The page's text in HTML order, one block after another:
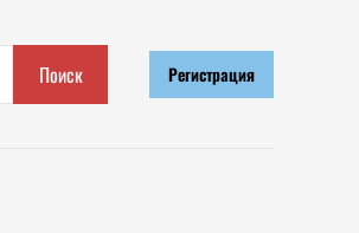
Поиск Регистрация